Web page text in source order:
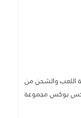
اللعب والشحن من
بوكس مجموعة